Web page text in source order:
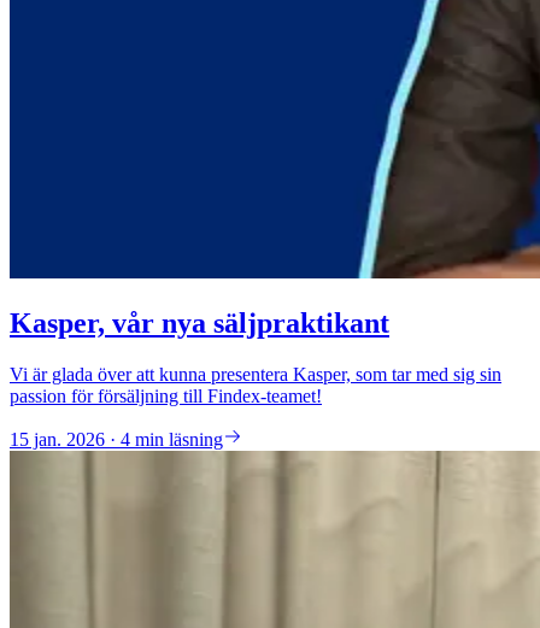
Kasper, vår nya säljpraktikant
Vi är glada över att kunna presentera Kasper, som tar med sig sin
passion för försäljning till Findex-teamet!
15 jan. 2026 · 4 min läsning